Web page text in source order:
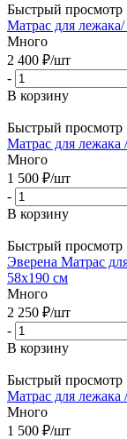
Быстрый просмотр
Матрас для
Много
2 400 ₽/шт
-
В корзину
Быстрый просмотр
Матрас для лежака
Много
1 500 ₽/шт
-
В корзину
Быстрый просмотр
Эверена Матрас
58х190 см
Много
2 250 ₽/шт
-
В корзину
Быстрый просмотр
Матрас для лежака
Много
1 500 ₽/шт